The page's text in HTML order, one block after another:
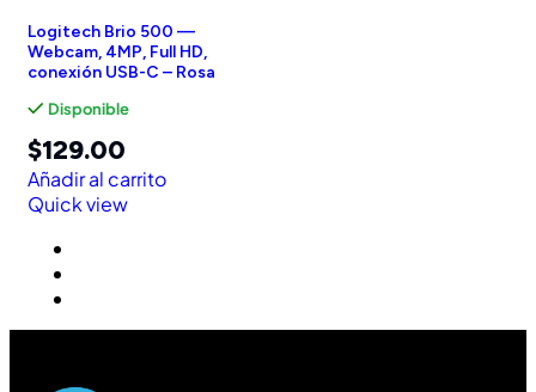
Logitech Brio 500 —
Webcam, 4MP, Full HD,
conexión USB-C – Rosa
Disponible
$129.00
Añadir al carrito
Quick view